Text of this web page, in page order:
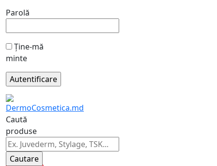
Parolă
Ține-mă
minte
Caută
produse